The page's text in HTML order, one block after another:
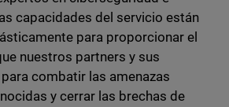
capacidades del servicio están
para proporcionar el
nuestros partners y sus
combatir las amenazas
y cerrar las brechas de